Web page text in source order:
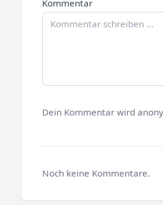
Kommentar
Dein Kommentar wird
Noch keine Kommentare.